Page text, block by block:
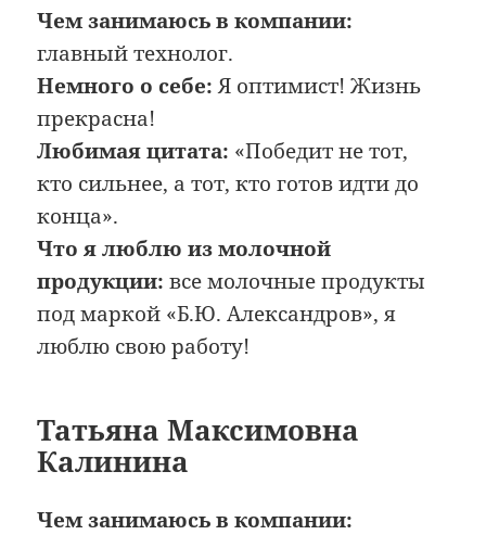
Чем занимаюсь в компании:
главный технолог.
Немного о себе:Я оптимист! Жизнь
прекрасна!
Любимая цитата: «Победит не тот,
кто сильнее, а тот, кто готов идти до
конца».
Что я люблю из молочной
продукции: все молочные продукты
под маркой «Б.Ю. Александров», я
люблю свою работу!
Татьяна Максимовна
Калинина
Чем занимаюсь в компании: